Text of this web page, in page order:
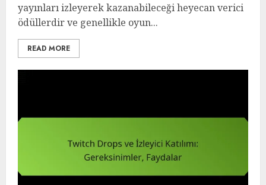
yayınları izleyerek kazanabileceği heyecan verici
ödüllerdir ve genellikle oyun...
READ MORE